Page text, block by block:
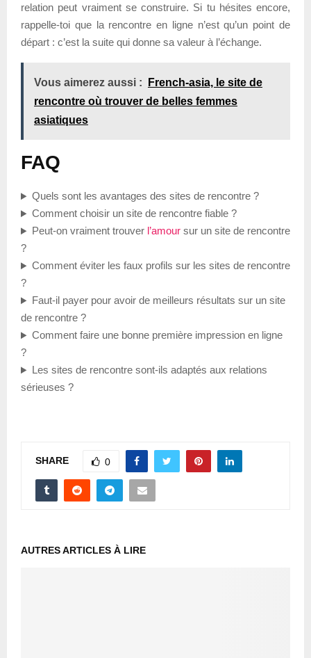
relation peut vraiment se construire. Si tu hésites encore,
rappelle-toi que la rencontre en ligne n’est qu’un point de
départ : c’est la suite qui donne sa valeur à l’échange.
Vous aimerez aussi :
French-asia, le site de
rencontre où trouver de belles femmes
asiatiques
FAQ
Quels sont les avantages des sites de rencontre ?
Comment choisir un site de rencontre fiable ?
Peut-on vraiment trouver l’amoursur un site de rencontre
?
Comment éviter les faux profils sur les sites de rencontre
?
Faut-il payer pour avoir de meilleurs résultats sur un site
de rencontre ?
Comment faire une bonne première impression en ligne
?
Les sites de rencontre sont-ils adaptés aux relations
sérieuses ?
SHARE 0
AUTRES ARTICLES À LIRE